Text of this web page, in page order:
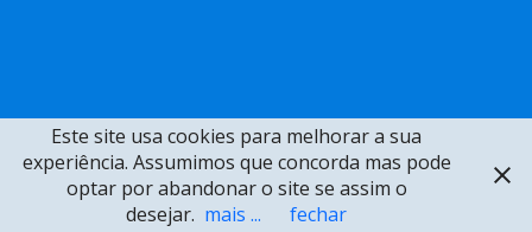
Este site usa cookies para melhorar a sua
experiência. Assumimos que concorda mas pode
optar por abandonar o site se assim o
desejar. mais ... fechar